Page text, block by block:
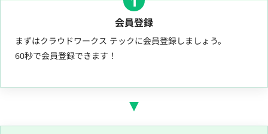
会員登録
まずはクラウドワークス テックに会員登録しましょう。
60秒で会員登録できます！